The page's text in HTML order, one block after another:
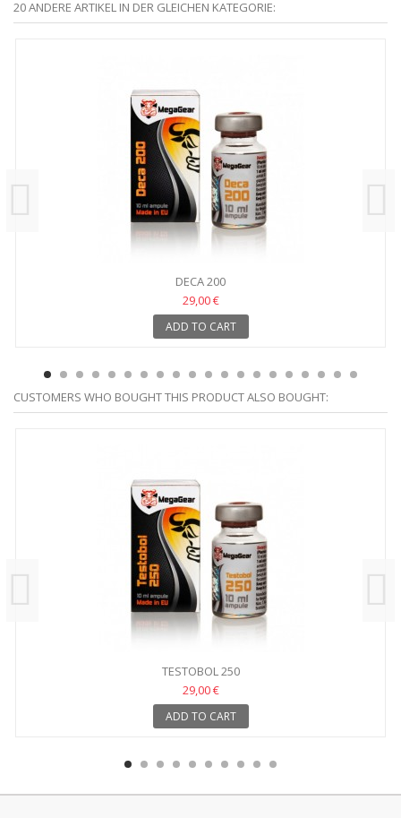
20 ANDERE ARTIKEL IN DER GLEICHEN KATEGORIE:
DECA 200
29,00 €
ADD TO CART
CUSTOMERS WHO BOUGHT THIS PRODUCT ALSO BOUGHT:
TESTOBOL 250
29,00 €
ADD TO CART